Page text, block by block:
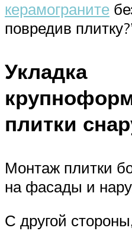
керамограните
повредив
Укладка
плитки
Монтаж плитки
на фасады и
С другой